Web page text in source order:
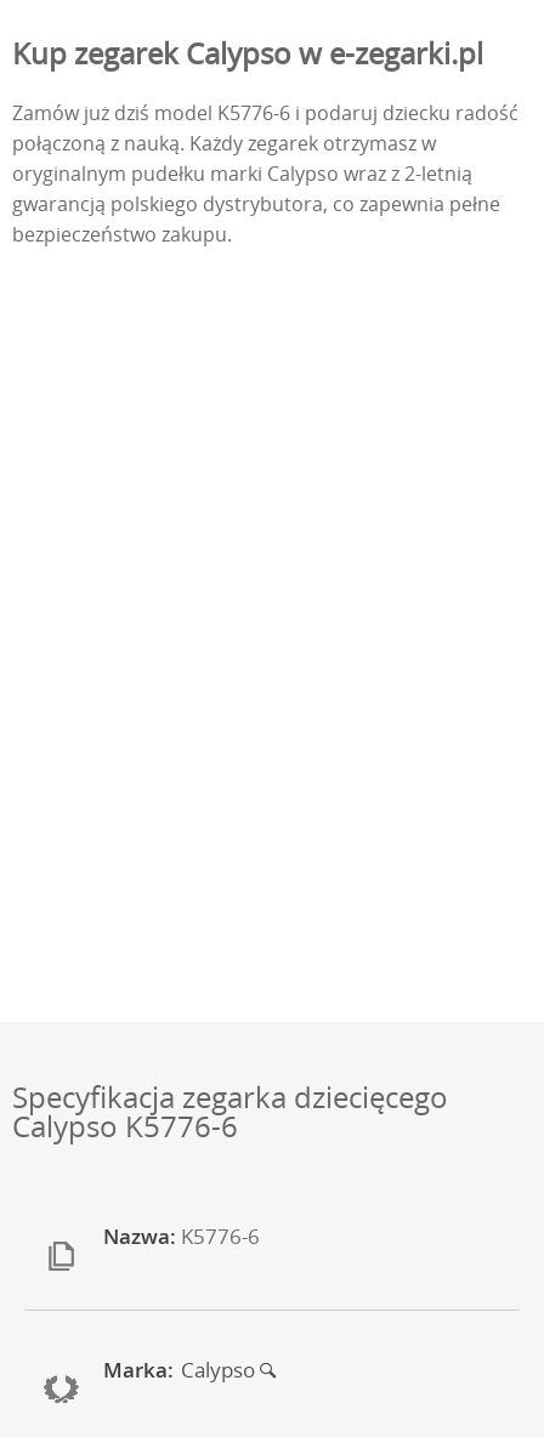
Kup zegarek Calypso w e-zegarki.pl
Zamów już dziś model K5776-6 i podaruj dziecku radość
połączoną z nauką. Każdy zegarek otrzymasz w
oryginalnym pudełku marki Calypso wraz z 2-letnią
gwarancją polskiego dystrybutora, co zapewnia pełne
bezpieczeństwo zakupu.
Specyfikacja zegarka dziecięcego
Calypso K5776-6
Nazwa: K5776-6
Marka: Calypso